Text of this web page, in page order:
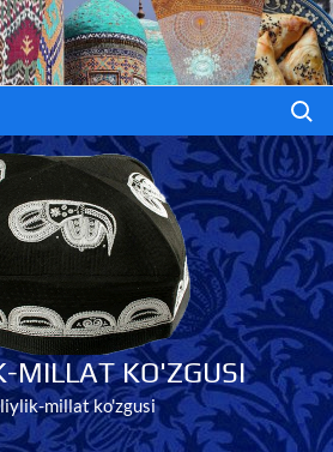
MILLAT KO'ZGUSI
millat ko'zgusi